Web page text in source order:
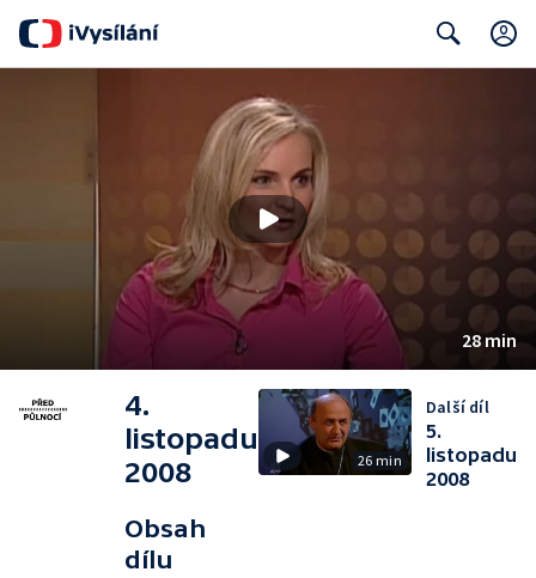
28 min
4.
listopadu
2008
Obsah
dílu
26 min
Další díl
5.
listopadu
2008